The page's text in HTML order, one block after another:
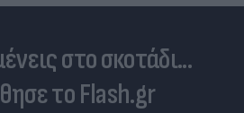
στο σκοτάδι...
το Flash.gr